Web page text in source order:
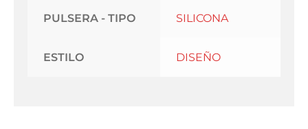
PULSERA - TIPO SILICONA
ESTILO DISEÑO